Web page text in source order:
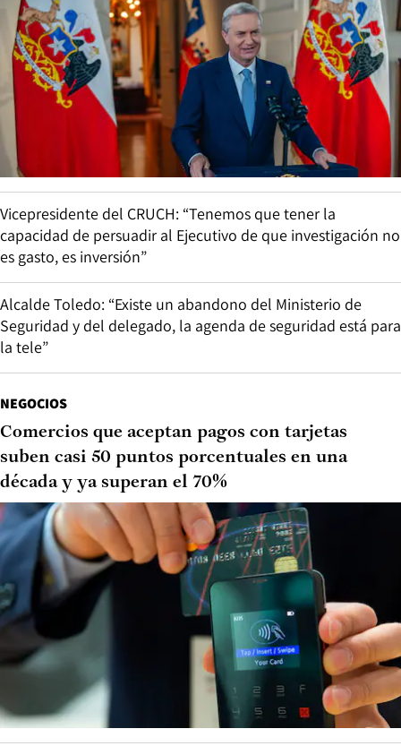
Vicepresidente del CRUCH: “Tenemos que tener la
capacidad de persuadir al Ejecutivo de que investigación no
es gasto, es inversión”
Alcalde Toledo: “Existe un abandono del Ministerio de
Seguridad y del delegado, la agenda de seguridad está para
la tele”
NEGOCIOS
Comercios que aceptan pagos con tarjetas
suben casi 50 puntos porcentuales en una
década y ya superan el 70%